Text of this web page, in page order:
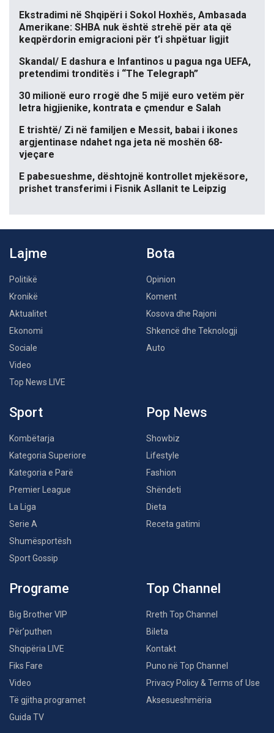
Ekstradimi në Shqipëri i Sokol Hoxhës, Ambasada
Amerikane: SHBA nuk është strehë për ata që
keqpërdorin emigracioni për t’i shpëtuar ligjit
Skandal/ E dashura e Infantinos u pagua nga UEFA,
pretendimi tronditës i “The Telegraph”
30 milionë euro rrogë dhe 5 mijë euro vetëm për
letra higjienike, kontrata e çmendur e Salah
E trishtë/ Zi në familjen e Messit, babai i ikones
argjentinase ndahet nga jeta në moshën 68-
vjeçare
E pabesueshme, dështojnë kontrollet mjekësore,
prishet transferimi i Fisnik Asllanit te Leipzig
Lajme
Politikë
Kronikë
Aktualitet
Ekonomi
Sociale
Video
Top News LIVE
Bota
Opinion
Koment
Kosova dhe Rajoni
Shkencë dhe Teknologji
Auto
Sport
Kombëtarja
Kategoria Superiore
Kategoria e Parë
Premier League
La Liga
Serie A
Shumësportësh
Sport Gossip
Pop News
Showbiz
Lifestyle
Fashion
Shëndeti
Dieta
Receta gatimi
Programe
Big Brother VIP
Për’puthen
Shqipëria LIVE
Fiks Fare
Video
Të gjitha programet
Guida TV
Top Channel
Rreth Top Channel
Bileta
Kontakt
Puno në Top Channel
Privacy Policy & Terms of Use
Aksesueshmëria